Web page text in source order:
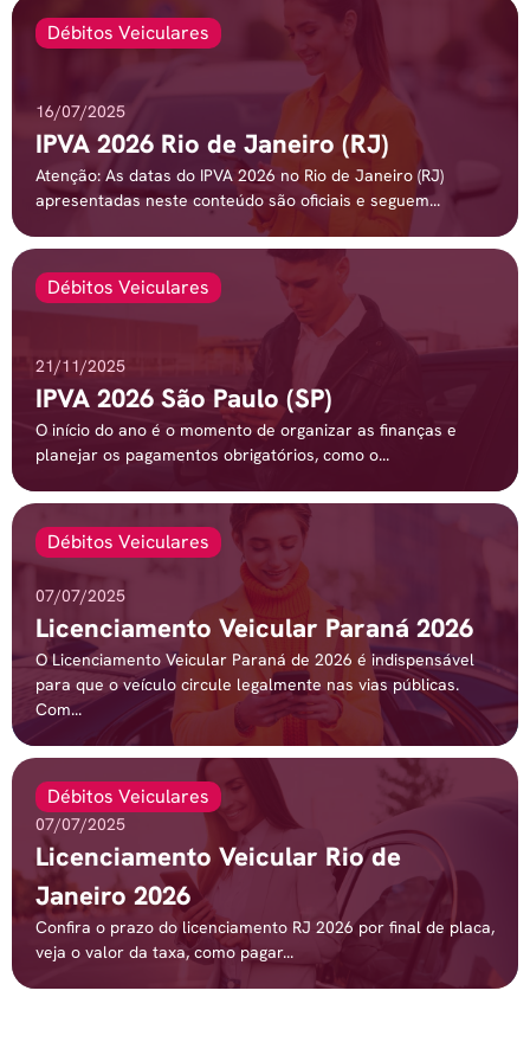
Débitos Veiculares
16/07/2025
IPVA 2026 Rio de Janeiro (RJ)
Atenção: As datas do IPVA 2026 no Rio de Janeiro (RJ)
apresentadas neste conteúdo são oficiais e seguem...
Débitos Veiculares
21/11/2025
IPVA 2026 São Paulo (SP)
O início do ano é o momento de organizar as finanças e
planejar os pagamentos obrigatórios, como o...
Débitos Veiculares
07/07/2025
Licenciamento Veicular Paraná 2026
O Licenciamento Veicular Paraná de 2026 é indispensável
para que o veículo circule legalmente nas vias públicas.
Com...
Débitos Veiculares
07/07/2025
Licenciamento Veicular Rio de
Janeiro 2026
Confira o prazo do licenciamento RJ 2026 por final de placa,
veja o valor da taxa, como pagar...